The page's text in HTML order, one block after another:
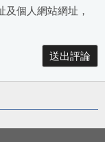
及個人網站網址，